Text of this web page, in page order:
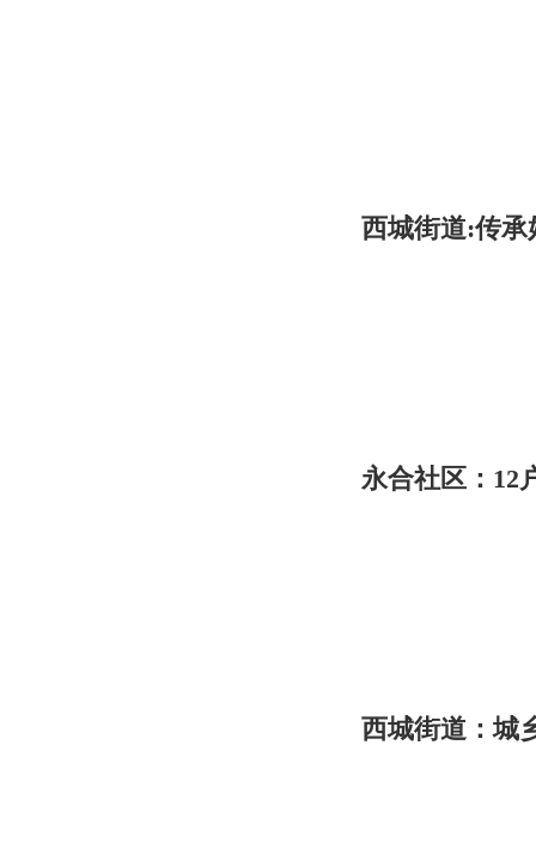
西城街道:传承
永合社区：12
西城街道：城